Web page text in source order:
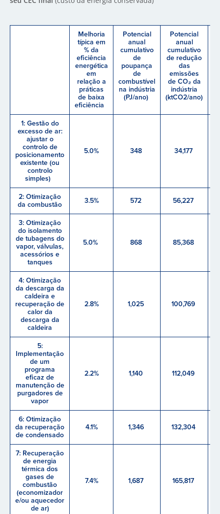
Melhoria
típica em
% da
eficiência
energética
em
relação a
práticas
de baixa
eficiência
Potencial
anual
cumulativo
de
poupança
de
combustível
na indústria
(PJ/ano)
Potencial
anual
cumulativo
de redução
das
emissões
de CO₂ da
indústria
(ktCO2/ano)
1: Gestão do
excesso de ar:
ajustar o
controlo de
posicionamento
existente (ou
controlo
simples)
5.0% 348 34,177
2: Otimização
da combustão 3.5% 572 56,227
3: Otimização
do isolamento
de tubagens do
vapor, válvulas,
acessórios e
tanques
5.0% 868 85,368
4: Otimização
da descarga da
caldeira e
recuperação de
calor da
descarga da
caldeira
2.8% 1,025 100,769
5:
Implementação
de um
programa
eficaz de
manutenção de
purgadores de
vapor
2.2% 1,140 112,049
6: Otimização
da recuperação
de condensado
4.1% 1,346 132,304
7: Recuperação
de energia
térmica dos
gases de
combustão
(economizador
e/ou aquecedor
de ar)
7.4% 1,687 165,817